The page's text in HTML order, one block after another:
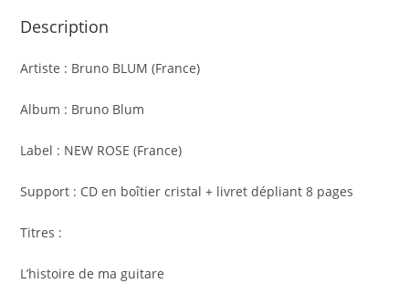
Description
Artiste : Bruno BLUM (France)
Album : Bruno Blum
Label : NEW ROSE (France)
Support : CD en boîtier cristal + livret dépliant 8 pages
Titres :
L’histoire de ma guitare